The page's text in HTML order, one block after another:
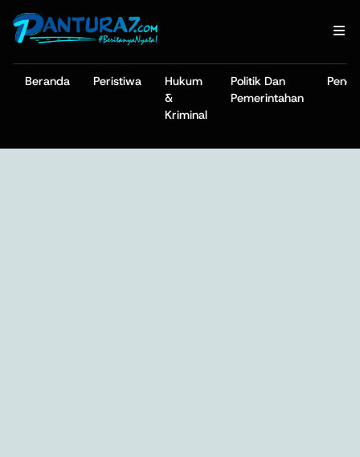
Beranda Peristiwa
Hukum
&
Kriminal
Politik Dan
Pemerintahan